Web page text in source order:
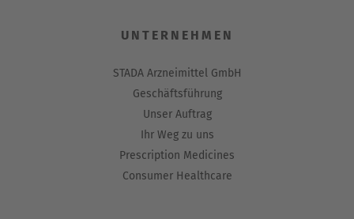
UNTERNEHMEN
STADA Arzneimittel GmbH
Geschäftsführung
Unser Auftrag
Ihr Weg zu uns
Prescription Medicines
Consumer Healthcare